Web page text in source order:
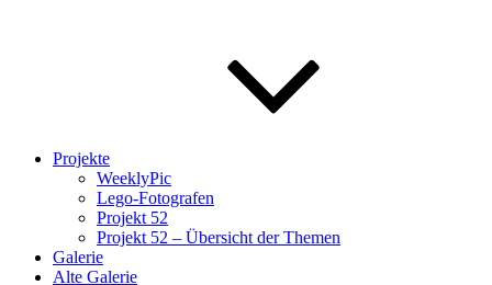
Projekte
WeeklyPic
Lego-Fotografen
Projekt 52
Projekt 52 – Übersicht der Themen
Galerie
Alte Galerie